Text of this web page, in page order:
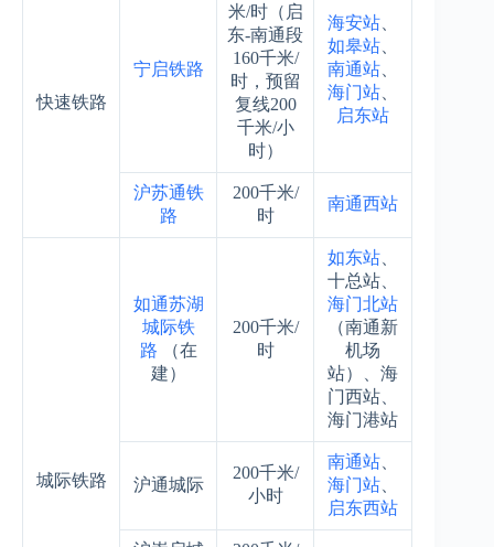
快速铁路
宁启铁路
米/时（启
东-南通段
160千米/
时，预留
复线200
千米/小
时）
海安站
如皋站
南通站
海门站
启东站
沪苏通铁
路
200千米/
时
南通西站
城际铁路
如通苏湖
城际铁
路 （在
建）
200千米/
时
如东站
十总站、
海门北站
（南通新
机场
站）、海
门西站、
海门港站
沪通城际
200千米/
小时
南通站
海门站
启东西站